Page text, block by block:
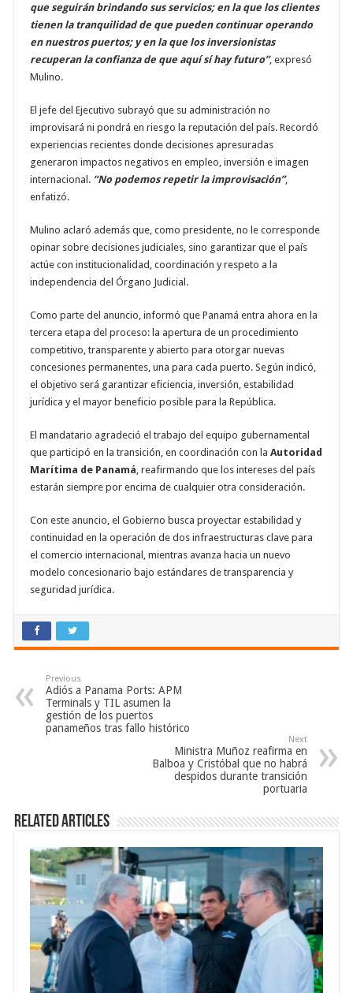
que seguirán brindando sus servicios; en la que los clientes
tienen la tranquilidad de que pueden continuar operando
en nuestros puertos; y en la que los inversionistas
recuperan la confianza de que aquí sí hay futuro”, expresó
Mulino.
El jefe del Ejecutivo subrayó que su administración no
improvisará ni pondrá en riesgo la reputación del país. Recordó
experiencias recientes donde decisiones apresuradas
generaron impactos negativos en empleo, inversión e imagen
internacional. “No podemos repetir la improvisación”,
enfatizó.
Mulino aclaró además que, como presidente, no le corresponde
opinar sobre decisiones judiciales, sino garantizar que el país
actúe con institucionalidad, coordinación y respeto a la
independencia del Órgano Judicial.
Como parte del anuncio, informó que Panamá entra ahora en la
tercera etapa del proceso: la apertura de un procedimiento
competitivo, transparente y abierto para otorgar nuevas
concesiones permanentes, una para cada puerto. Según indicó,
el objetivo será garantizar eficiencia, inversión, estabilidad
jurídica y el mayor beneficio posible para la República.
El mandatario agradeció el trabajo del equipo gubernamental
que participó en la transición, en coordinación con laAutoridad
Marítima de Panamá , reafirmando que los intereses del país
estarán siempre por encima de cualquier otra consideración.
Con este anuncio, el Gobierno busca proyectar estabilidad y
continuidad en la operación de dos infraestructuras clave para
el comercio internacional, mientras avanza hacia un nuevo
modelo concesionario bajo estándares de transparencia y
seguridad jurídica.
Previous
Adiós a Panama Ports: APM
Terminals y TIL asumen la
gestión de los puertos
panameños tras fallo histórico
Next
Ministra Muñoz reafirma en
Balboa y Cristóbal que no habrá
despidos durante transición
portuaria
Related Articles